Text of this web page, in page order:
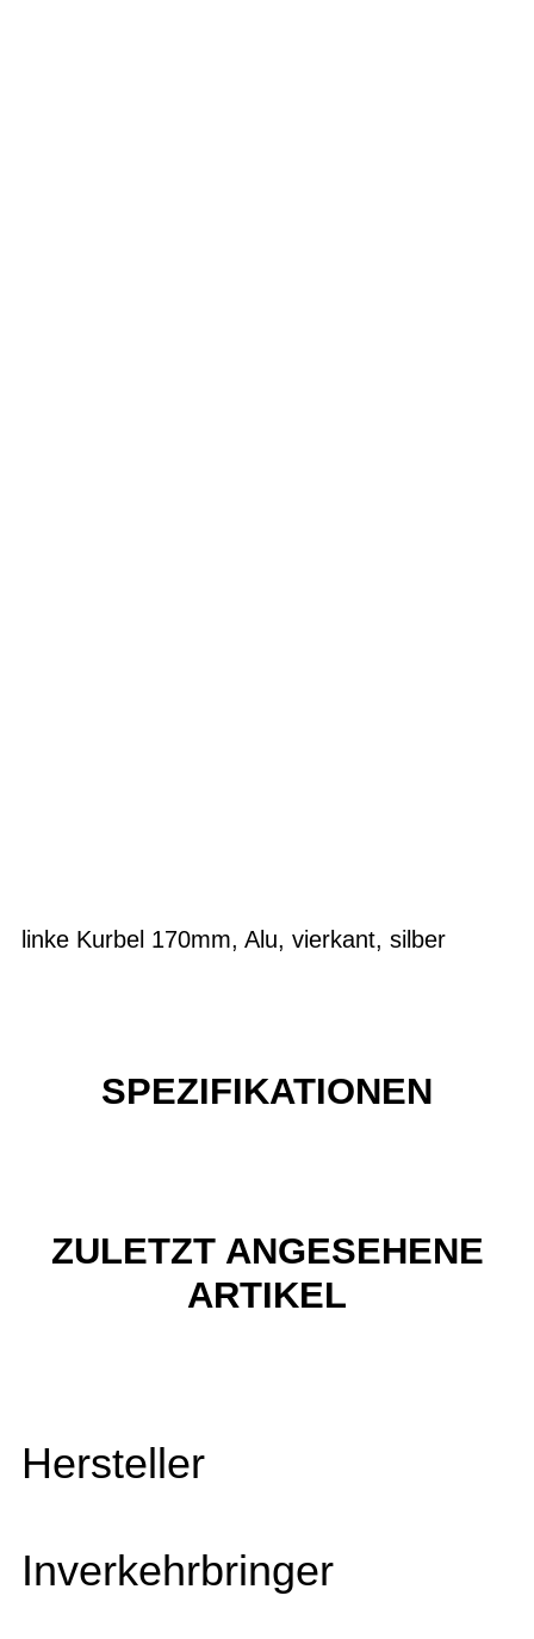
linke Kurbel 170mm, Alu, vierkant, silber
SPEZIFIKATIONEN
ZULETZT ANGESEHENE
ARTIKEL
Hersteller
Inverkehrbringer